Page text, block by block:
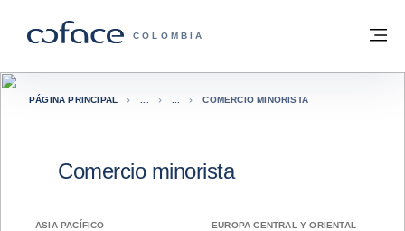
COFACE - FOR TRADE
COLOMBIA
Volver a la página principal
PÁGINA PRINCIPAL COMERCIO MINORISTA
Comercio minorista
ASIA PACÍFICO EUROPA CENTRAL Y ORIENTAL